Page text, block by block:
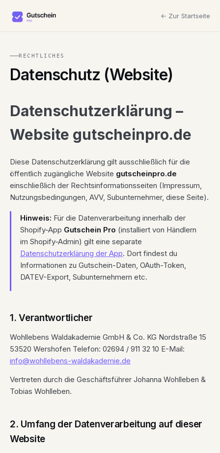
← Zur Startseite
RECHTLICHES
Datenschutz (Website)
Datenschutzerklärung –
Website gutscheinpro.de
Diese Datenschutzerklärung gilt ausschließlich für die
öffentlich zugängliche Website gutscheinpro.de
einschließlich der Rechtsinformationsseiten (Impressum,
Nutzungsbedingungen, AVV, Subunternehmer, diese Seite).
Hinweis: Für die Datenverarbeitung innerhalb der
Shopify-App Gutschein Pro (installiert von Händlern
im Shopify-Admin) gilt eine separate
Datenschutzerklärung der App. Dort findest du
Informationen zu Gutschein-Daten, OAuth-Token,
DATEV-Export, Subunternehmern etc.
1. Verantwortlicher
Wohllebens Waldakademie GmbH & Co. KG Nordstraße 15
53520 Wershofen Telefon: 02694 / 911 32 10 E-Mail:
info@wohllebens-waldakademie.de
Vertreten durch die Geschäftsführer Johanna Wohlleben &
Tobias Wohlleben.
2. Umfang der Datenverarbeitung auf dieser
Website